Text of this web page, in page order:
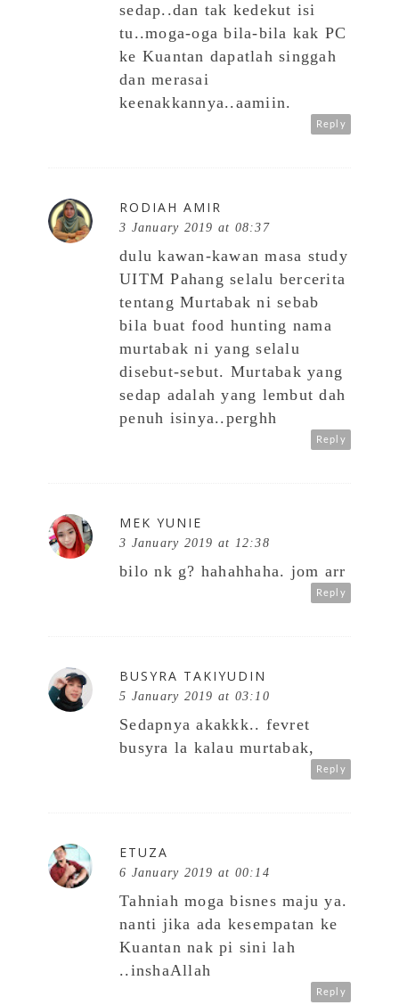
sedap..dan tak kedekut isi
tu..moga-oga bila-bila kak PC
ke Kuantan dapatlah singgah
dan merasai
keenakkannya..aamiin.
Reply
RODIAH AMIR
3 January 2019 at 08:37
dulu kawan-kawan masa study
UITM Pahang selalu bercerita
tentang Murtabak ni sebab
bila buat food hunting nama
murtabak ni yang selalu
disebut-sebut. Murtabak yang
sedap adalah yang lembut dah
penuh isinya..perghh
Reply
MEK YUNIE
3 January 2019 at 12:38
bilo nk g? hahahhaha. jom arr
Reply
BUSYRA TAKIYUDIN
5 January 2019 at 03:10
Sedapnya akakkk.. fevret
busyra la kalau murtabak,
Reply
ETUZA
6 January 2019 at 00:14
Tahniah moga bisnes maju ya.
nanti jika ada kesempatan ke
Kuantan nak pi sini lah
..inshaAllah
Reply